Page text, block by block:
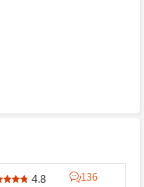
4.8 136